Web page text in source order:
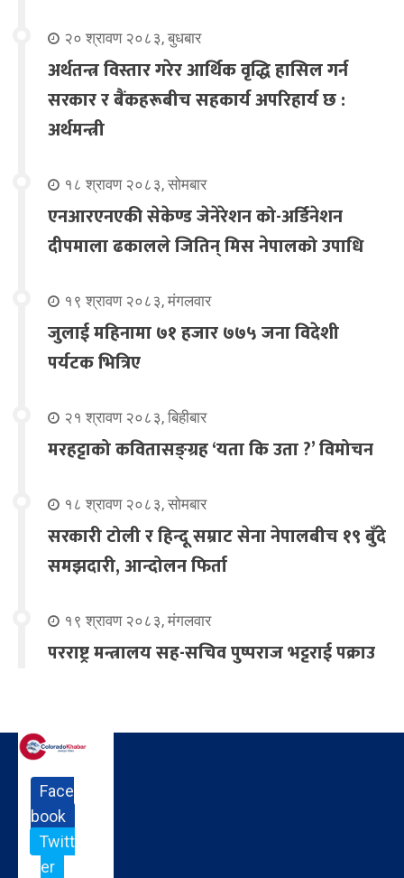
२० श्रावण २०८३, बुधबार
अर्थतन्त्र विस्तार गरेर आर्थिक वृद्धि हासिल गर्न
सरकार र बैंकहरूबीच सहकार्य अपरिहार्य छ :
अर्थमन्त्री
१८ श्रावण २०८३, सोमबार
एनआरएनएकी सेकेण्ड जेनेरेशन को-अर्डिनेशन
दीपमाला ढकालले जितिन् मिस नेपालको उपाधि
१९ श्रावण २०८३, मंगलवार
जुलाई महिनामा ७१ हजार ७७५ जना विदेशी
पर्यटक भित्रिए
२१ श्रावण २०८३, बिहीबार
मरहट्टाको कवितासङ्ग्रह ‘यता कि उता ?’ विमोचन
१८ श्रावण २०८३, सोमबार
सरकारी टोली र हिन्दू सम्राट सेना नेपालबीच १९ बुँदे
समझदारी, आन्दोलन फिर्ता
१९ श्रावण २०८३, मंगलवार
परराष्ट्र मन्त्रालय सह-सचिव पुष्पराज भट्टराई पक्राउ
Face
book
Twitt
er